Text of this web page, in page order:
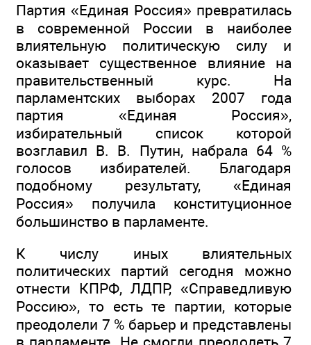
Партия «Единая Россия» превратилась
в современной России в наиболее
влиятельную политическую силу и
оказывает существенное влияние на
правительственный курс. На
парламентских выборах 2007 года
партия «Единая Россия»,
избирательный список которой
возглавил В. В. Путин, набрала 64 %
голосов избирателей. Благодаря
подобному результату, «Единая
Россия» получила конституционное
большинство в парламенте.
К числу иных влиятельных
политических партий сегодня можно
отнести КПРФ, ЛДПР, «Справедливую
Россию», то есть те партии, которые
преодолели 7 % барьер и представлены